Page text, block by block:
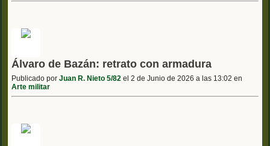
Álvaro de Bazán: retrato con armadura
Publicado por Juan R. Nieto 5/82 el 2 de Junio de 2026 a las 13:02 en
Arte militar